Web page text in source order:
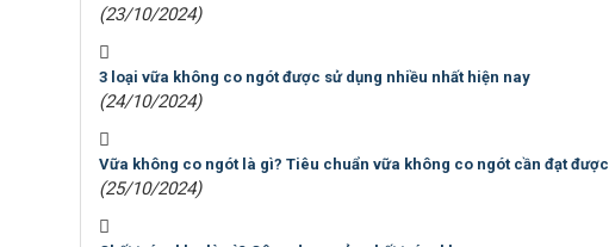
(23/10/2024)
3 loại vữa không co ngót được sử dụng nhiều nhất hiện nay
(24/10/2024)
Vữa không co ngót là gì? Tiêu chuẩn vữa không co ngót cần đạt được
(25/10/2024)